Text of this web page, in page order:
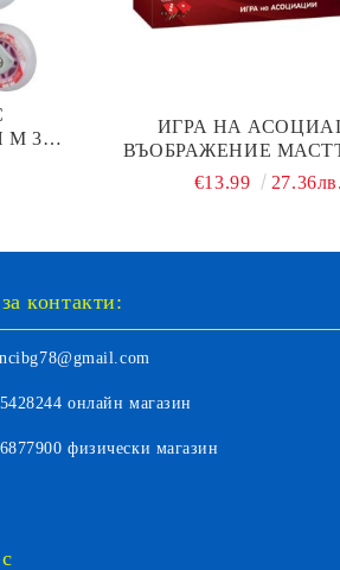
35-
ИГРА НА
ВЪОБРАЖЕНИЕ
€13.99
контакти:
онлайн магазин
физически магазин